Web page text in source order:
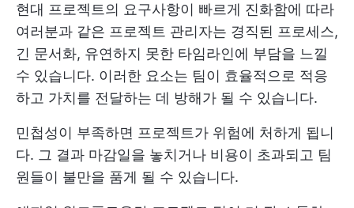
현대 프로젝트의 요구사항이 빠르게 진화함에 따라
여러분과 같은 프로젝트 관리자는 경직된 프로세스,
긴 문서화, 유연하지 못한 타임라인에 부담을 느낄
수 있습니다. 이러한 요소는 팀이 효율적으로 적응
하고 가치를 전달하는 데 방해가 될 수 있습니다.
민첩성이 부족하면 프로젝트가 위험에 처하게 됩니
다. 그 결과 마감일을 놓치거나 비용이 초과되고 팀
원들이 불만을 품게 될 수 있습니다.